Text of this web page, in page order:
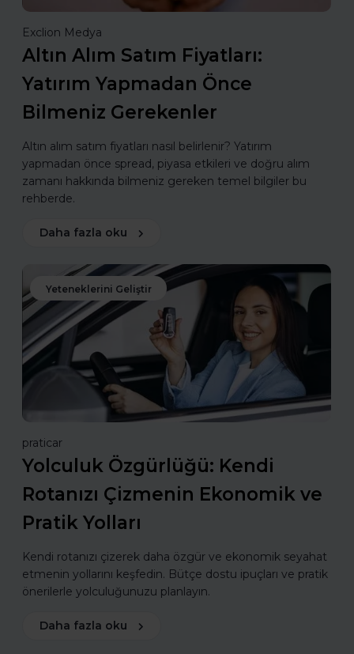
Exclion Medya
Altın Alım Satım Fiyatları:
Yatırım Yapmadan Önce
Bilmeniz Gerekenler
Altın alım satım fiyatları nasıl belirlenir? Yatırım
yapmadan önce spread, piyasa etkileri ve doğru alım
zamanı hakkında bilmeniz gereken temel bilgiler bu
rehberde.
Daha fazla oku
Yeteneklerini Geliştir
praticar
Yolculuk Özgürlüğü: Kendi
Rotanızı Çizmenin Ekonomik ve
Pratik Yolları
Kendi rotanızı çizerek daha özgür ve ekonomik seyahat
etmenin yollarını keşfedin. Bütçe dostu ipuçları ve pratik
önerilerle yolculuğunuzu planlayın.
Daha fazla oku